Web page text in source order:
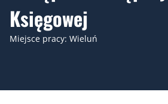
Księgowej
Miejsce pracy: Wieluń